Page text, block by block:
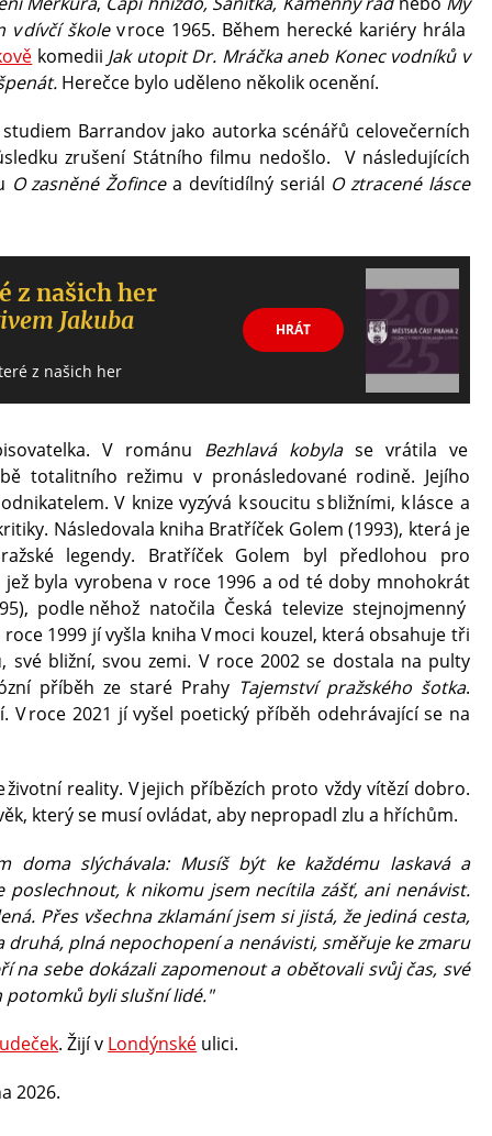
v dívčí škole v roce 1965. Během herecké kariéry hrála
komedii Jak utopit Dr. Mráčka aneb Konec vodníků v
Herečce bylo uděleno několik ocenění.
Barrandov jako autorka scénářů celovečerních
zrušení Státního filmu nedošlo. V následujících
O zasněné Žofincea devítidílný seriál O ztracené lásce
z našich her
Jakuba
z našich her
HRÁT
V románu Bezhlavá kobylase vrátila ve
totalitního režimu v pronásledované rodině. Jejího
V knize vyzývá k soucitu s bližními, k lásce a
Následovala kniha Bratříček Golem (1993), která je
legendy. Bratříček Golem byl předlohou pro
byla vyrobena v roce 1996 a od té doby mnohokrát
podle něhož natočila Česká televize stejnojmenný
1999 jí vyšla kniha V moci kouzel, která obsahuje tři
bližní, svou zemi. V roce 2002 se dostala na pulty
příběh ze staré Prahy Tajemství pražského šotka.
V roce 2021 jí vyšel poetický příběh odehrávající se na
reality. V jejich příbězích proto vždy vítězí dobro.
který se musí ovládat, aby nepropadl zlu a hříchům.
doma slýchávala: Musíš být ke každému laskavá a
k nikomu jsem necítila zášť, ani nenávist.
Přes všechna zklamání jsem si jistá, že jediná cesta,
plná nepochopení a nenávisti, směřuje ke zmaru
na sebe dokázali zapomenout a obětovali svůj čas, své
potomků byli slušní lidé."
. Žijí v Londýnské ulici.
2026.